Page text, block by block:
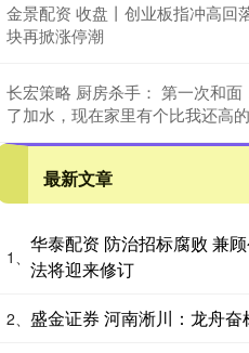
金景配资 收盘丨创业板指冲高回
块再掀涨停潮
长宏策略 厨房杀手： 第一次和
了加水，现在家里有个比我还高的
最新文章
1、
华泰配资 防治招标腐败 兼
法将迎来修订
2、 盛金证券 河南淅川：龙舟奋